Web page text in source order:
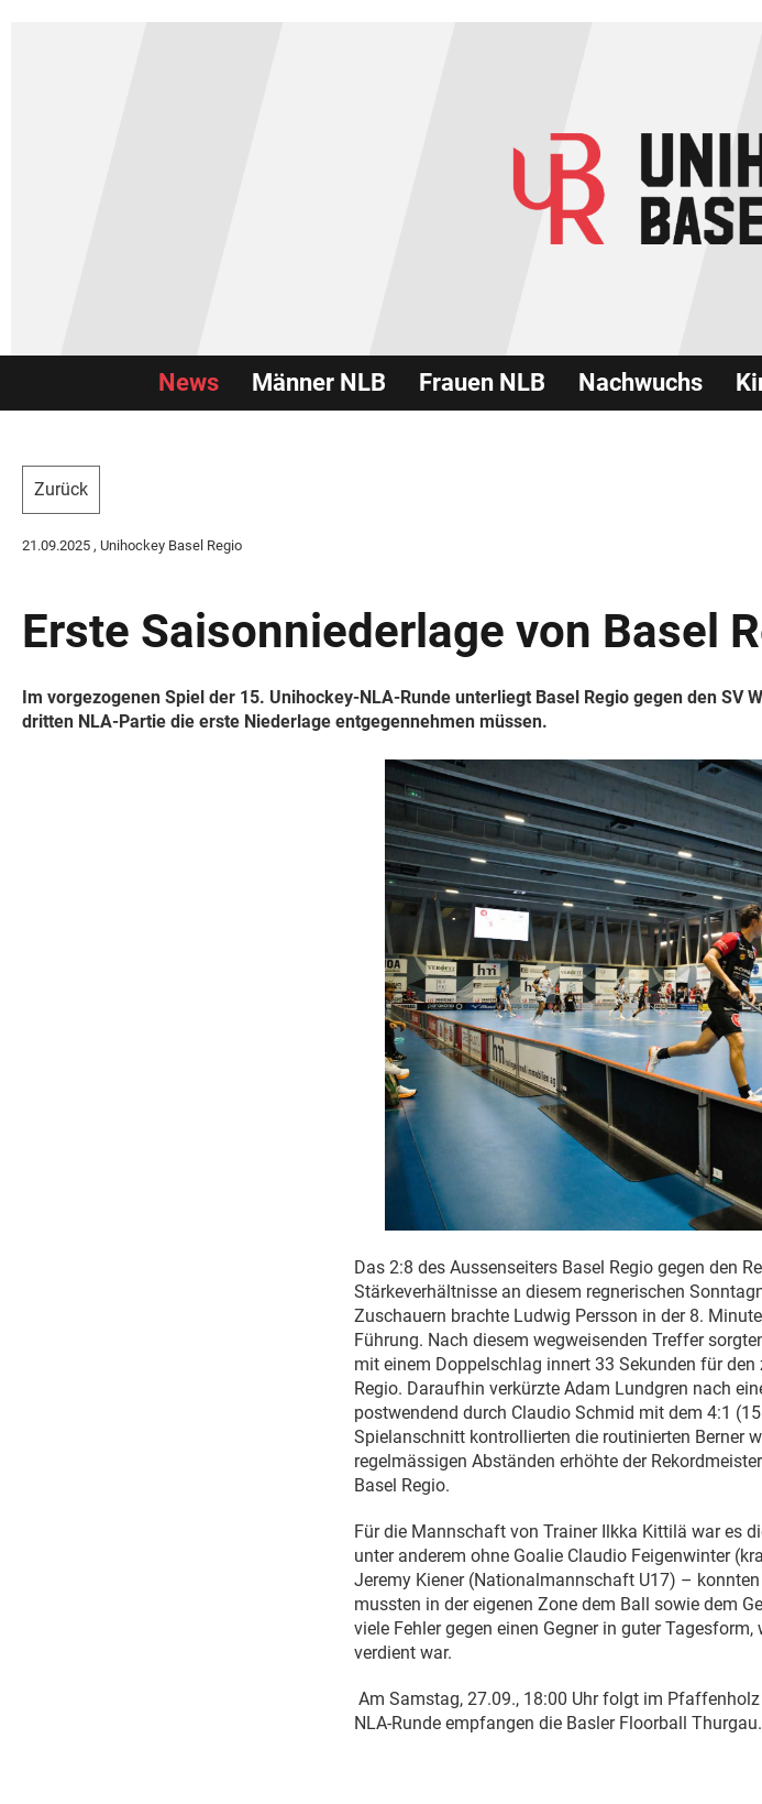
News Männer NLB Frauen NLB Nachwuchs
Zurück
21.09.2025 , Unihockey Basel Regio
Erste Saisonniederlage von Basel
Im vorgezogenen Spiel der 15. Unihockey-NLA-Runde unterliegt Basel Regio gegen den
dritten NLA-Partie die erste Niederlage entgegennehmen müssen.
Das 2:8 des Aussenseiters Basel Regio gegen den
Stärkeverhältnisse an diesem regnerischen
Zuschauern brachte Ludwig Persson in der 8.
Führung. Nach diesem wegweisenden Treffer
mit einem Doppelschlag innert 33 Sekunden für
Regio. Daraufhin verkürzte Adam Lundgren nach
postwendend durch Claudio Schmid mit dem 4:1
Spielanschnitt kontrollierten die routinierten Berner
regelmässigen Abständen erhöhte der
Basel Regio.
Für die Mannschaft von Trainer Ilkka Kittilä war es
unter anderem ohne Goalie Claudio Feigenwinter
Jeremy Kiener (Nationalmannschaft U17) –
mussten in der eigenen Zone dem Ball sowie dem
viele Fehler gegen einen Gegner in guter
verdient war.
Am Samstag, 27.09., 18:00 Uhr folgt im
NLA-Runde empfangen die Basler Floorball Thurgau.